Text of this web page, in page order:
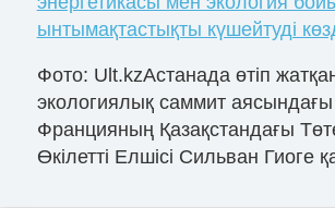
ынтымақтастықты күшейтуді
Фото: Ult.kzАстанада өтіп
экологиялық саммит аясындағы
Францияның Қазақстандағы
Өкілетті Елшісі Сильван Гиоге